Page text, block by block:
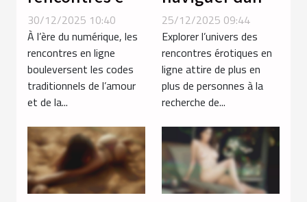
ligne
favorisent les
liaisons avec
des femmes
voluptueuses ?
30/12/2025 10:40
À l’ère du numérique, les
rencontres en ligne
bouleversent les codes
traditionnels de l’amour
et de la...
le monde des
rencontres
érotiques en
ligne ?
25/12/2025 09:44
Explorer l’univers des
rencontres érotiques en
ligne attire de plus en
plus de personnes à la
recherche de...